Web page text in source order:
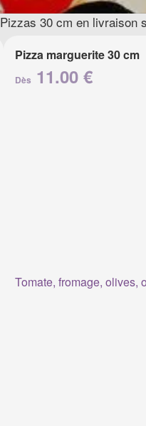
30 cm en livraison
Pizza marguerite 30 cm
Dès 11.00 €
Tomate, fromage, olives,